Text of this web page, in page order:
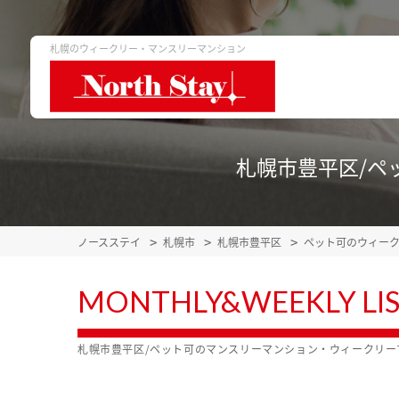
札幌のウィークリー・マンスリーマンション
札幌市豊平区/ペ
ノースステイ 札幌市 札幌市豊平区 ペット可のウィー
MONTHLY&WEEKLY
札幌市豊平区/ペット可のマンスリーマンション・ウィークリ